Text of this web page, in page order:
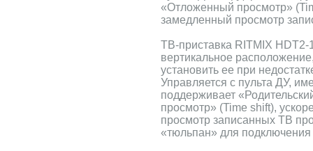
«Отложенный просмотр»
замедленный просмотр
ТВ-приставка RITMIX HDT2-
вертикальное
установить ее при
Управляется с пульта ДУ,
поддерживает
просмотр» (Time shift),
просмотр записанных ТВ
«тюльпан» для подключения